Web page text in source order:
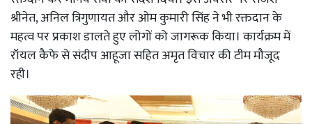
श्रीनेत, अनिल त्रिगुणायत और ओम कुमारी सिंह ने भी रक्तदान के
महत्व पर प्रकाश डालते हुए लोगों को जागरूक किया। कार्यक्रम में
रॉयल कैफे से संदीप आहूजा सहित अमृत विचार की टीम मौजूद
रही।